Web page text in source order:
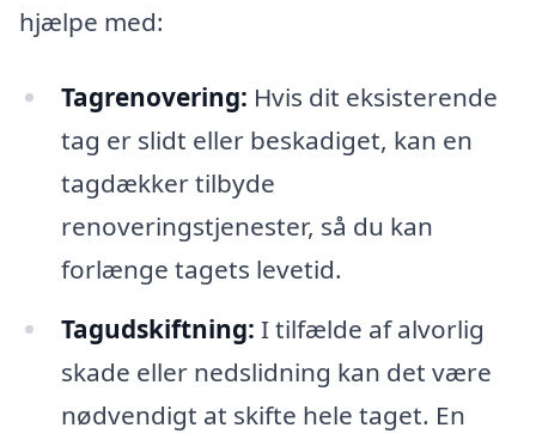
hjælpe med:
Tagrenovering: Hvis dit eksisterende
tag er slidt eller beskadiget, kan en
tagdækker tilbyde
renoveringstjenester, så du kan
forlænge tagets levetid.
Tagudskiftning: I tilfælde af alvorlig
skade eller nedslidning kan det være
nødvendigt at skifte hele taget. En